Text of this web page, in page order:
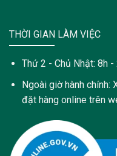
THỜI GIAN LÀM VIỆC
Thứ 2 - Chủ Nhật: 8h -
Ngoài giờ hành chính:
đặt hàng online trên